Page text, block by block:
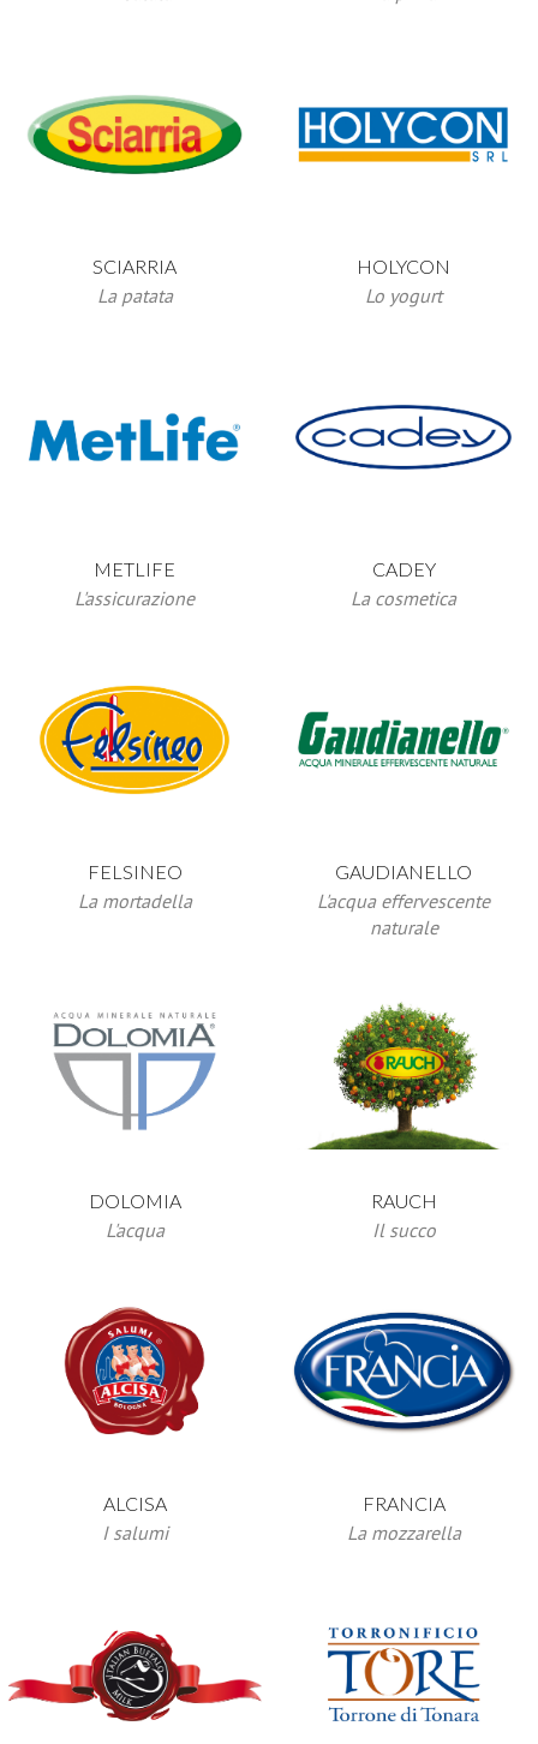
SCIARRIA
La patata
HOLYCON
Lo yogurt
METLIFE
L'assicurazione
CADEY
La cosmetica
FELSINEO
La mortadella
GAUDIANELLO
L'acqua effervescente
naturale
DOLOMIA
L'acqua
RAUCH
Il succo
ALCISA
I salumi
FRANCIA
La mozzarella